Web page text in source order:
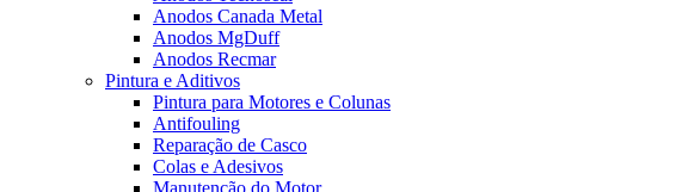
Anodos Canada Metal
Anodos MgDuff
Anodos Recmar
Pintura e Aditivos
Pintura para Motores e Colunas
Antifouling
Reparação de Casco
Colas e Adesivos
Manutenção do Motor